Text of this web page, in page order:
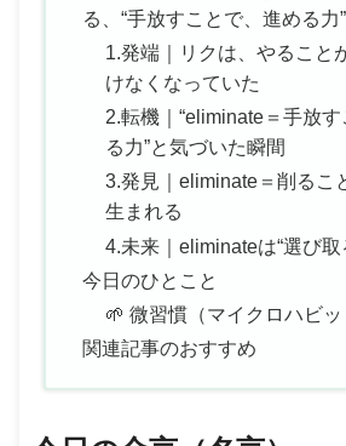
る、“手放すことで、進める力”
1.発端｜リクは、やること
けなくなっていた
2.転機｜“eliminate＝手放
る力”と気づいた瞬間
3.発見｜eliminate＝削るこ
生まれる
4.未来｜eliminateは“選び取
今日のひとこと
🌱 微習慣（マイクロハビッ
関連記事のおすすめ